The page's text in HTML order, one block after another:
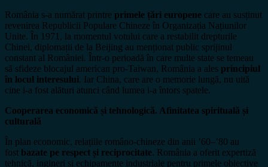
România s-a numărat printre primele țări europene care au susținut
revenirea Republicii Populare Chineze în Organizația Națiunilor
Unite. În 1971, la momentul votului care a restabilit drepturile
Chinei, diplomații de la Beijing au menționat public sprijinul
constant al României. Într-o perioadă în care multe state se temeau
să sfideze blocajul american pro-Taiwan, România a ales principiul
în locul interesului. Iar China, care are o memorie lungă, nu uită
cine i-a fost alături atunci când lumea i-a întors spatele.
Cooperarea economică și tehnologică. Afinitatea spirituală și
culturală
În plan economic, relațiile româno-chineze din anii ’60–’80 au
fost bazate pe respect și reciprocitate. România a oferit expertiză
tehnică, ingineri și echipamente industriale pentru primele obiective